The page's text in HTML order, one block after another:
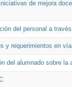
de mejora
del personal a
y requerimientos en
del alumnado sobre